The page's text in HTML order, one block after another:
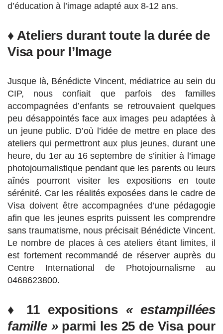
d’éducation à l’image adapté aux 8-12 ans.
♦ Ateliers durant toute la durée de
Visa pour l’Image
Jusque là, Bénédicte Vincent, médiatrice au sein du
CIP, nous confiait que parfois des familles
accompagnées d’enfants se retrouvaient quelques
peu désappointés face aux images peu adaptées à
un jeune public. D’où l’idée de mettre en place des
ateliers qui permettront aux plus jeunes, durant une
heure, du 1er au 16 septembre de s’initier à l’image
photojournalistique pendant que les parents ou leurs
aînés pourront visiter les expositions en toute
sérénité. Car les réalités exposées dans le cadre de
Visa doivent être accompagnées d’une pédagogie
afin que les jeunes esprits puissent les comprendre
sans traumatisme, nous précisait Bénédicte Vincent.
Le nombre de places à ces ateliers étant limites, il
est fortement recommandé de réserver auprès du
Centre International de Photojournalisme au
0468623800.
♦ 11 expositions «estampillées
famille » parmi les 25 de Visa pour